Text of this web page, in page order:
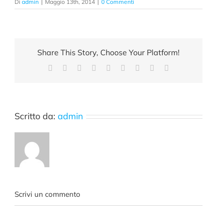
Di admin | Maggio 13th, 2014 | 0 Commenti
Share This Story, Choose Your Platform!
Facebook Reddit LinkedInWhatsApp
TumblrPinterest
Scritto da: admin
Scrivi un commento